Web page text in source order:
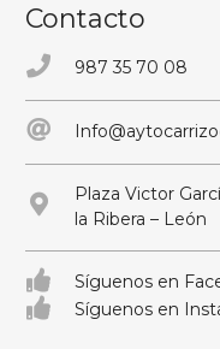
Contacto
987 35 70 08
Plaza Victor
la Ribera – León
Síguenos en
Síguenos en